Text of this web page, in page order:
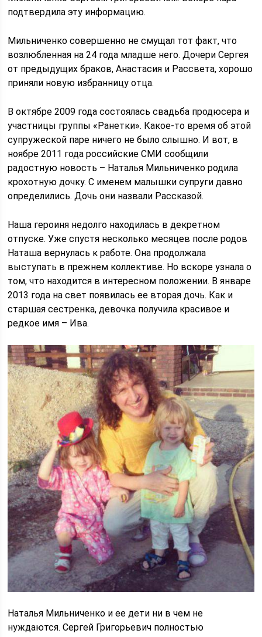
подтвердила эту информацию.
Мильниченко совершенно не смущал тот факт, что
возлюбленная на 24 года младше него. Дочери Сергея
от предыдущих браков, Анастасия и Рассвета, хорошо
приняли новую избранницу отца.
В октябре 2009 года состоялась свадьба продюсера и
участницы группы «Ранетки». Какое-то время об этой
супружеской паре ничего не было слышно. И вот, в
ноябре 2011 года российские СМИ сообщили
радостную новость – Наталья Мильниченко родила
крохотную дочку. С именем малышки супруги давно
определились. Дочь они назвали Рассказой.
Наша героиня недолго находилась в декретном
отпуске. Уже спустя несколько месяцев после родов
Наташа вернулась к работе. Она продолжала
выступать в прежнем коллективе. Но вскоре узнала о
том, что находится в интересном положении. В январе
2013 года на свет появилась ее вторая дочь. Как и
старшая сестренка, девочка получила красивое и
редкое имя – Ива.
Наталья Мильниченко и ее дети ни в чем не
нуждаются. Сергей Григорьевич полностью